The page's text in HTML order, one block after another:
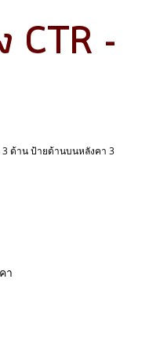
CTR -
3 ด้าน ป้ายด้านบนหลังคา 3
า